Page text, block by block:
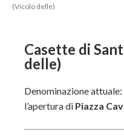
(Vicolo delle)
Casette di
delle)
Denominazione attuale:
l’apertura di Piazza